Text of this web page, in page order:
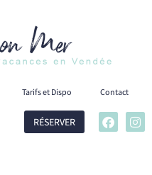
Tarifs et Dispo Contact
RÉSERVER